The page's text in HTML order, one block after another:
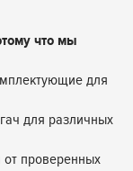
что мы
для
для различных
от проверенных